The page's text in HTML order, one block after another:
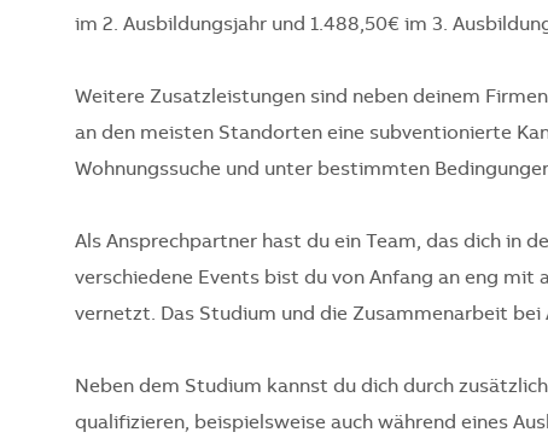
im 2. Ausbildungsjahr und 1.488,50€ im 3.
Weitere Zusatzleistungen sind neben deinem
an den meisten Standorten eine subventionierte
Wohnungssuche und unter bestimmten
Als Ansprechpartner hast du ein Team, das dich in
verschiedene Events bist du von Anfang an eng mit
vernetzt. Das Studium und die Zusammenarbeit
Neben dem Studium kannst du dich durch
qualifizieren, beispielsweise auch während eines